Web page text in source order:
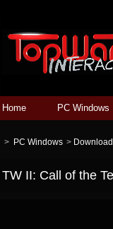
Home PC Windows
> PC Windows >
TW II: Call of the